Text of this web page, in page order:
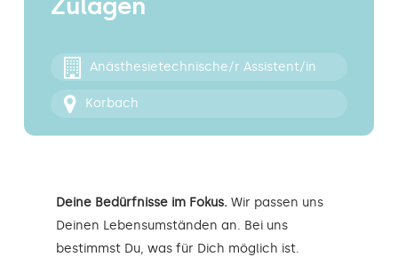
Kontakt
Zulagen
Anästhesietechnische/r Assistent/in
Korbach
Deine Bedürfnisse im Fokus. Wir passen uns
Deinen Lebensumständen an. Bei uns
bestimmst Du, was für Dich möglich ist.